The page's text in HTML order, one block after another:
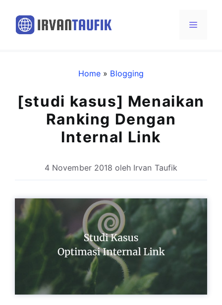
Menu
Home » Blogging
[studi kasus] Menaikan
Ranking Dengan
Internal Link
4 November 2018 oleh Irvan Taufik